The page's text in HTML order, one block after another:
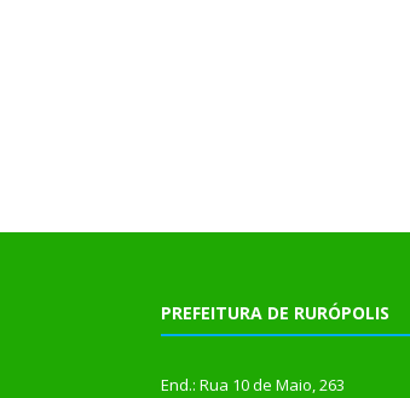
PREFEITURA DE RURÓPOLIS
End.: Rua 10 de Maio, 263